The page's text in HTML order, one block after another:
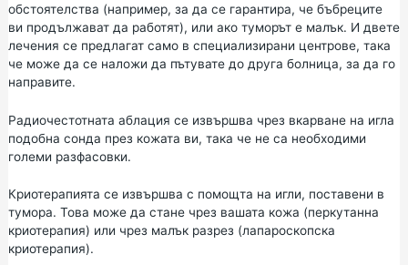
обстоятелства (например, за да се гарантира, че бъбреците
ви продължават да работят), или ако туморът е малък. И двете
лечения се предлагат само в специализирани центрове, така
че може да се наложи да пътувате до друга болница, за да го
направите.
Радиочестотната аблация се извършва чрез вкарване на игла
подобна сонда през кожата ви, така че не са необходими
големи разфасовки.
Криотерапията се извършва с помощта на игли, поставени в
тумора. Това може да стане чрез вашата кожа (перкутанна
криотерапия) или чрез малък разрез (лапароскопска
криотерапия).